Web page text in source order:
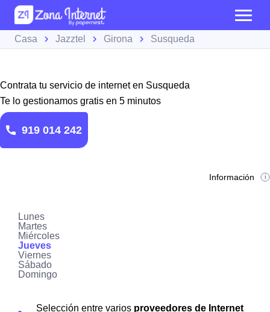
Casa Jazztel Girona Susqueda
Contrata tu servicio de internet en Susqueda
Te lo gestionamos gratis en 5 minutos
919 014 242
Información
Lunes
Martes
Miércoles
Jueves
Viernes
Sábado
Domingo
Selección entre varios proveedores de Internet